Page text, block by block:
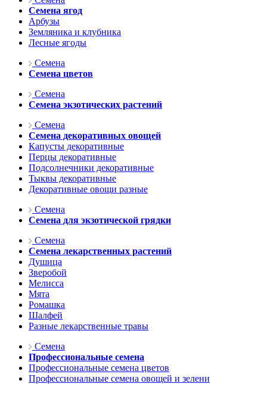
Семена ягод
Арбузы
Земляника и клубника
Лесные ягоды
Семена
Семена цветов
Семена
Семена экзотических растений
Семена
Семена декоративных овощей
Капусты декоративные
Перцы декоративные
Подсолнечники декоративные
Тыквы декоративные
Декоративные овощи разные
Семена
Семена для экзотической грядки
Семена
Семена лекарственных растений
Душица
Зверобой
Мелисса
Мята
Ромашка
Шалфей
Разные лекарственные травы
Семена
Профессиональные семена
Профессиональные семена цветов
Профессиональные семена овощей и зелени